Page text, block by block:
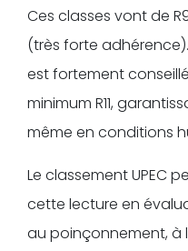
Ces classes vont de
(très forte
est fortement
minimum R11,
même en conditions
Le classement UPEC
cette lecture en
au poinçonnement, à